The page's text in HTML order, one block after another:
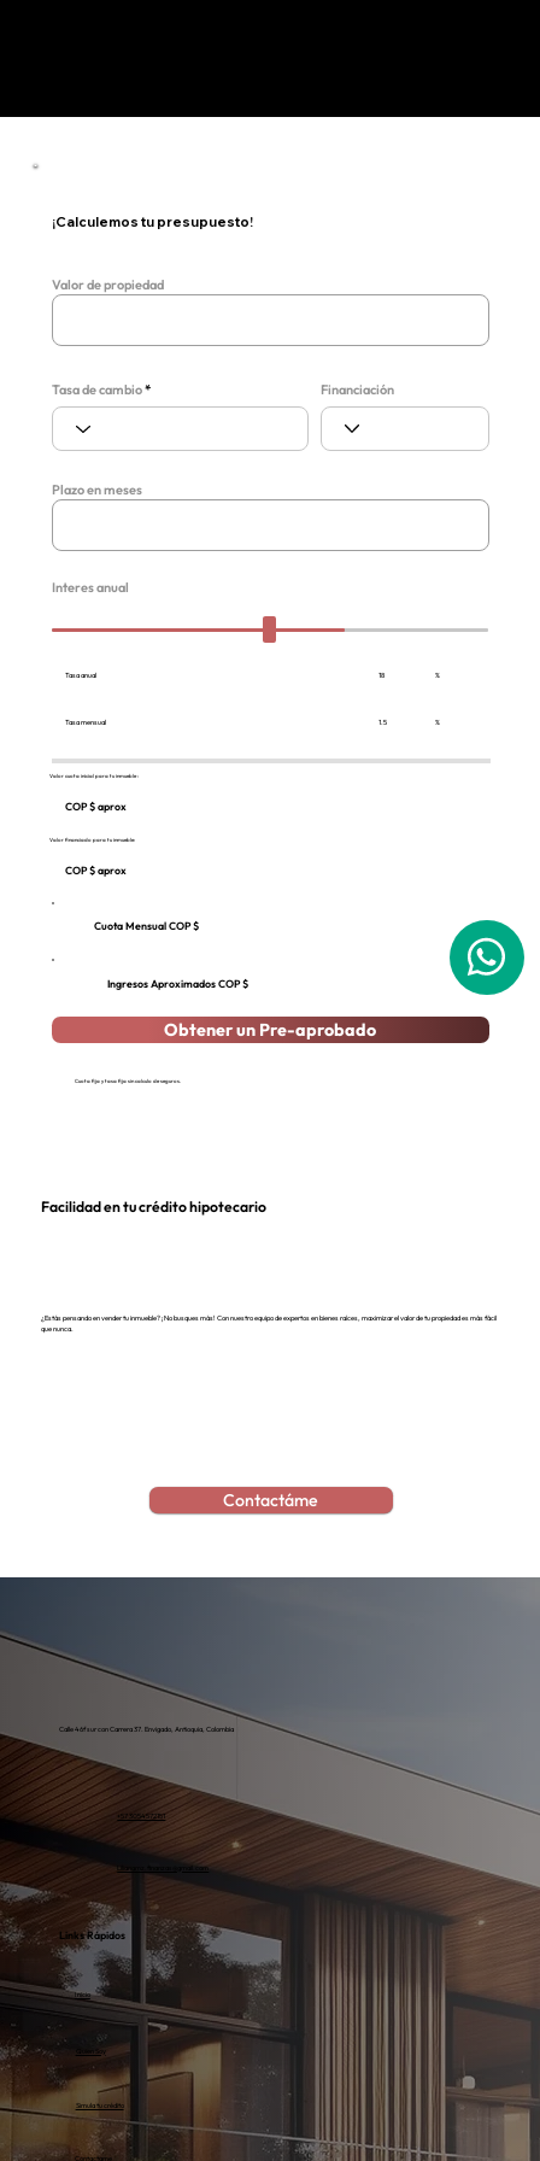
¡Calculemos tu presupuesto!
Valor de propiedad
Valor cuota inicial para tu inmueble :
COP $ aprox
Valor financiado para tu inmueble:
COP $ aprox
Obtener un Pre-aprobado
Plazo en meses
Tasa de cambio Financiación
Cuota Mensual COP $
Interes anual
Tasa anual
Tasa mensual
18
1.5 %
%
Cuota fija y tasa fija sin calculo de seguros.
Ingresos Aproximados COP $
Facilidad en tu crédito hipotecario
¿Estás pensando en vender tu inmueble? ¡No busques más! Con nuestro equipo de expertos en bienes raíces, maximizar el valor de tu propiedad es más fácil
que nunca.
Contactáme
Calle 46f sur con Carrera 37. Envigado, Antioquia, Colombia
+57 3054572151
Lilianamz.finanzas@gmail.com
Links Rápidos
Simula tu crédito
Contactame
Inicio
Quien Soy